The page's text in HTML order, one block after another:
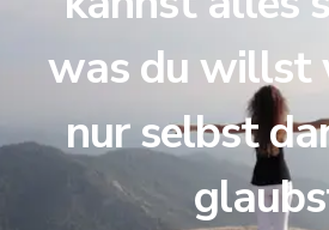
was du willst
nur selbst